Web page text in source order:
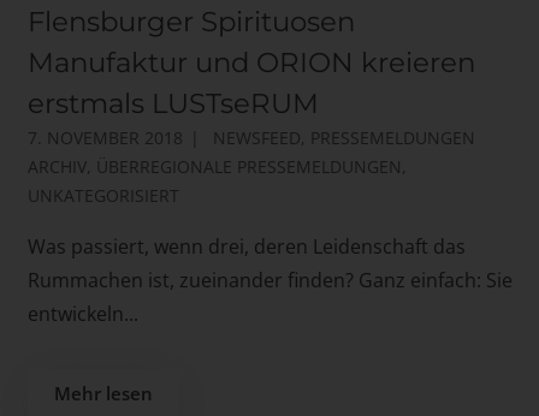
Flensburger Spirituosen
Manufaktur und ORION kreieren
erstmals LUSTseRUM
7. NOVEMBER 2018 NEWSFEED, PRESSEMELDUNGEN
ARCHIV, ÜBERREGIONALE PRESSEMELDUNGEN,
UNKATEGORISIERT
Was passiert, wenn drei, deren Leidenschaft das
Rummachen ist, zueinander finden? Ganz einfach: Sie
entwickeln...
Mehr lesen